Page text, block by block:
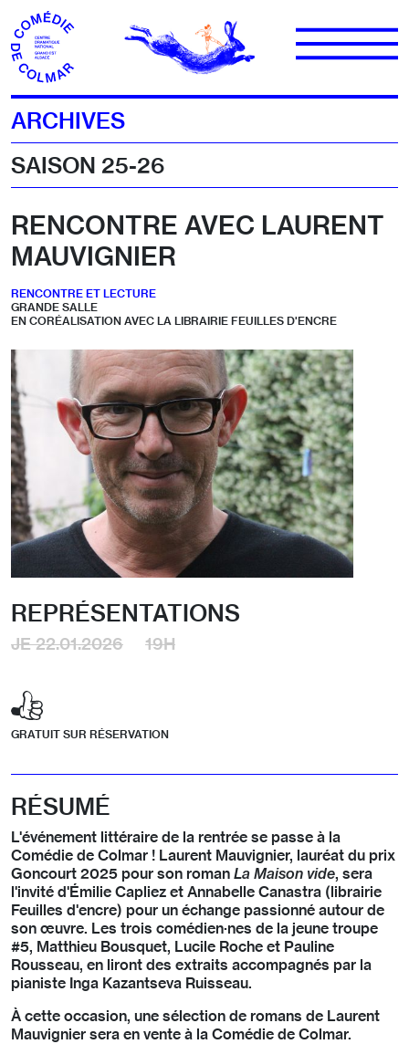
Aller au contenu
ARCHIVES
SAISON 25-26
RENCONTRE AVEC LAURENT
MAUVIGNIER
RENCONTRE ET LECTURE
GRANDE SALLE
EN CORÉALISATION AVEC LA LIBRAIRIE FEUILLES D'ENCRE
REPRÉSENTATIONS
JE 22.01.2026 19H
GRATUIT SUR RÉSERVATION
RÉSUMÉ
L'événement littéraire de la rentrée se passe à la
Comédie de Colmar ! Laurent Mauvignier, lauréat du prix
Goncourt 2025 pour son roman La Maison vide, sera
l'invité d'Émilie Capliez et Annabelle Canastra (librairie
Feuilles d'encre) pour un échange passionné autour de
son œuvre. Les trois comédien·nes de la jeune troupe
#5, Matthieu Bousquet, Lucile Roche et Pauline
Rousseau, en liront des extraits accompagnés par la
pianiste Inga Kazantseva Ruisseau.
À cette occasion, une sélection de romans de Laurent
Mauvignier sera en vente à la Comédie de Colmar.